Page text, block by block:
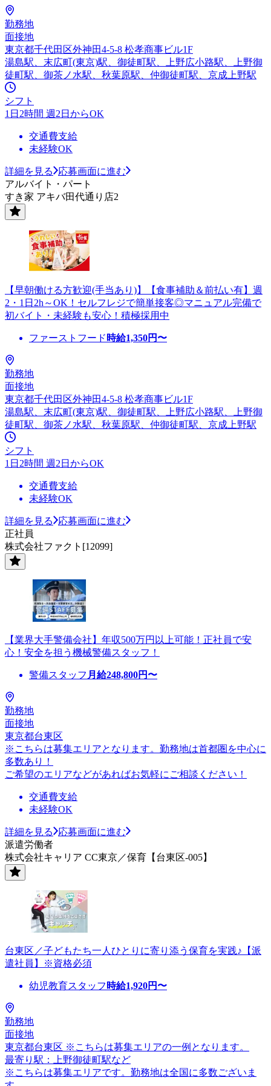
勤務地
面接地
東京都千代田区外神田4-5-8 松孝商事ビル1F
湯島駅、末広町(東京)駅、御徒町駅、上野広小路駅、上野御
徒町駅、御茶ノ水駅、秋葉原駅、仲御徒町駅、京成上野駅
シフト
1日2時間 週2日からOK
交通費支給
未経験OK
詳細を見る
応募画面に進む
アルバイト・パート
すき家 アキバ田代通り店2
【早朝働ける方歓迎(手当あり)】【食事補助＆前払い有】週
2・1日2h～OK！セルフレジで簡単接客◎マニュアル完備で
初バイト・未経験も安心！積極採用中
ファーストフード 時給1,350円〜
勤務地
面接地
東京都千代田区外神田4-5-8 松孝商事ビル1F
湯島駅、末広町(東京)駅、御徒町駅、上野広小路駅、上野御
徒町駅、御茶ノ水駅、秋葉原駅、仲御徒町駅、京成上野駅
シフト
1日2時間 週2日からOK
交通費支給
未経験OK
詳細を見る
応募画面に進む
正社員
株式会社ファクト[12099]
【業界大手警備会社】年収500万円以上可能！正社員で安
心！安全を担う機械警備スタッフ！
警備スタッフ 月給248,800円〜
勤務地
面接地
東京都台東区
※こちらは募集エリアとなります。勤務地は首都圏を中心に
多数あり！
ご希望のエリアなどがあればお気軽にご相談ください！
交通費支給
未経験OK
詳細を見る
応募画面に進む
派遣労働者
株式会社キャリア CC東京／保育【台東区-005】
台東区／子どもたち一人ひとりに寄り添う保育を実践♪【派
遣社員】※資格必須
幼児教育スタッフ 時給1,920円〜
勤務地
面接地
東京都台東区 ※こちらは募集エリアの一例となります。
最寄り駅：上野御徒町駅など
※こちらは募集エリアです。勤務地は全国に多数ございま